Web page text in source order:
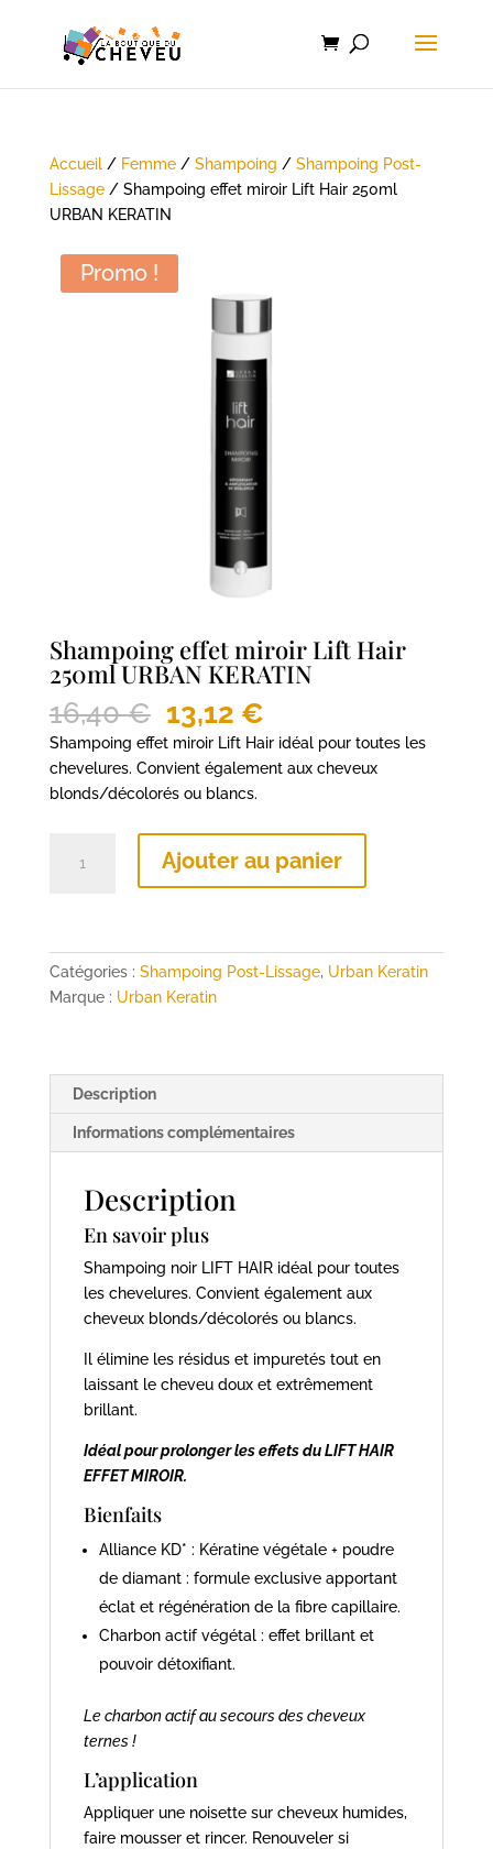
Accueil/ Femme/ Shampoing / Shampoing Post-
Lissage/ Shampoing effet miroir Lift Hair 250ml
URBAN KERATIN
Promo !
Shampoing effet miroir Lift Hair
250ml URBAN KERATIN
16,40€ Le
prix
initial
était :
13,12 €Le
prix
actuel
Shampoing effet miroir Lift Hair idéal pour toutes les
chevelures. Convient également aux cheveux
blonds/décolorés ou blancs.
Lift
Hair
KERATIN
Ajouter au panier
Catégories : Shampoing Post-Lissage, Urban Keratin
Marque : Urban Keratin
Description
Informations complémentaires
Description
En savoir plus
Shampoing noir LIFT HAIR idéal pour toutes
les chevelures. Convient également aux
cheveux blonds/décolorés ou blancs.
Il élimine les résidus et impuretés tout en
laissant le cheveu doux et extrêmement
brillant.
Idéal pour prolonger les effets du LIFT HAIR
EFFET MIROIR.
Bienfaits
Alliance KD* : Kératine végétale + poudre
de diamant : formule exclusive apportant
éclat et régénération de la fibre capillaire.
Charbon actif végétal : effet brillant et
pouvoir détoxifiant.
Le charbon actif au secours des cheveux
ternes !
L’application
Appliquer une noisette sur cheveux humides,
faire mousser et rincer. Renouveler si